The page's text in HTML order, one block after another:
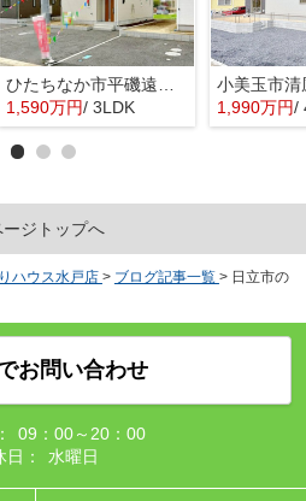
1,590万円/ 3LDK 1,990万円/
ージトップへ
ハウス水戸店 > ブログ記事一覧 > 日立市の
お問い合わせ
09：00～20：00
日：
水曜日